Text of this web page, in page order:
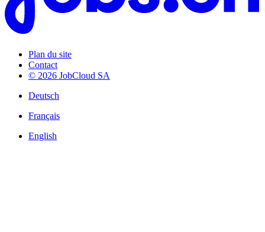
Plan du site
Contact
© 2026 JobCloud SA
Deutsch
Français
English